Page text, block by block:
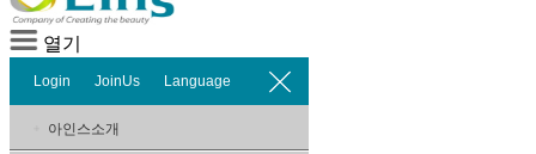
열기
Login JoinUs Language
아인스소개